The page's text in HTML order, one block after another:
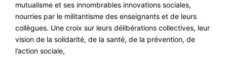
mutualisme et ses innombrables innovations sociales,
nourries par le militantisme des enseignants et de leurs
collègues. Une croix sur leurs délibérations collectives, leur
vision de la solidarité, de la santé, de la prévention, de
l’action sociale,